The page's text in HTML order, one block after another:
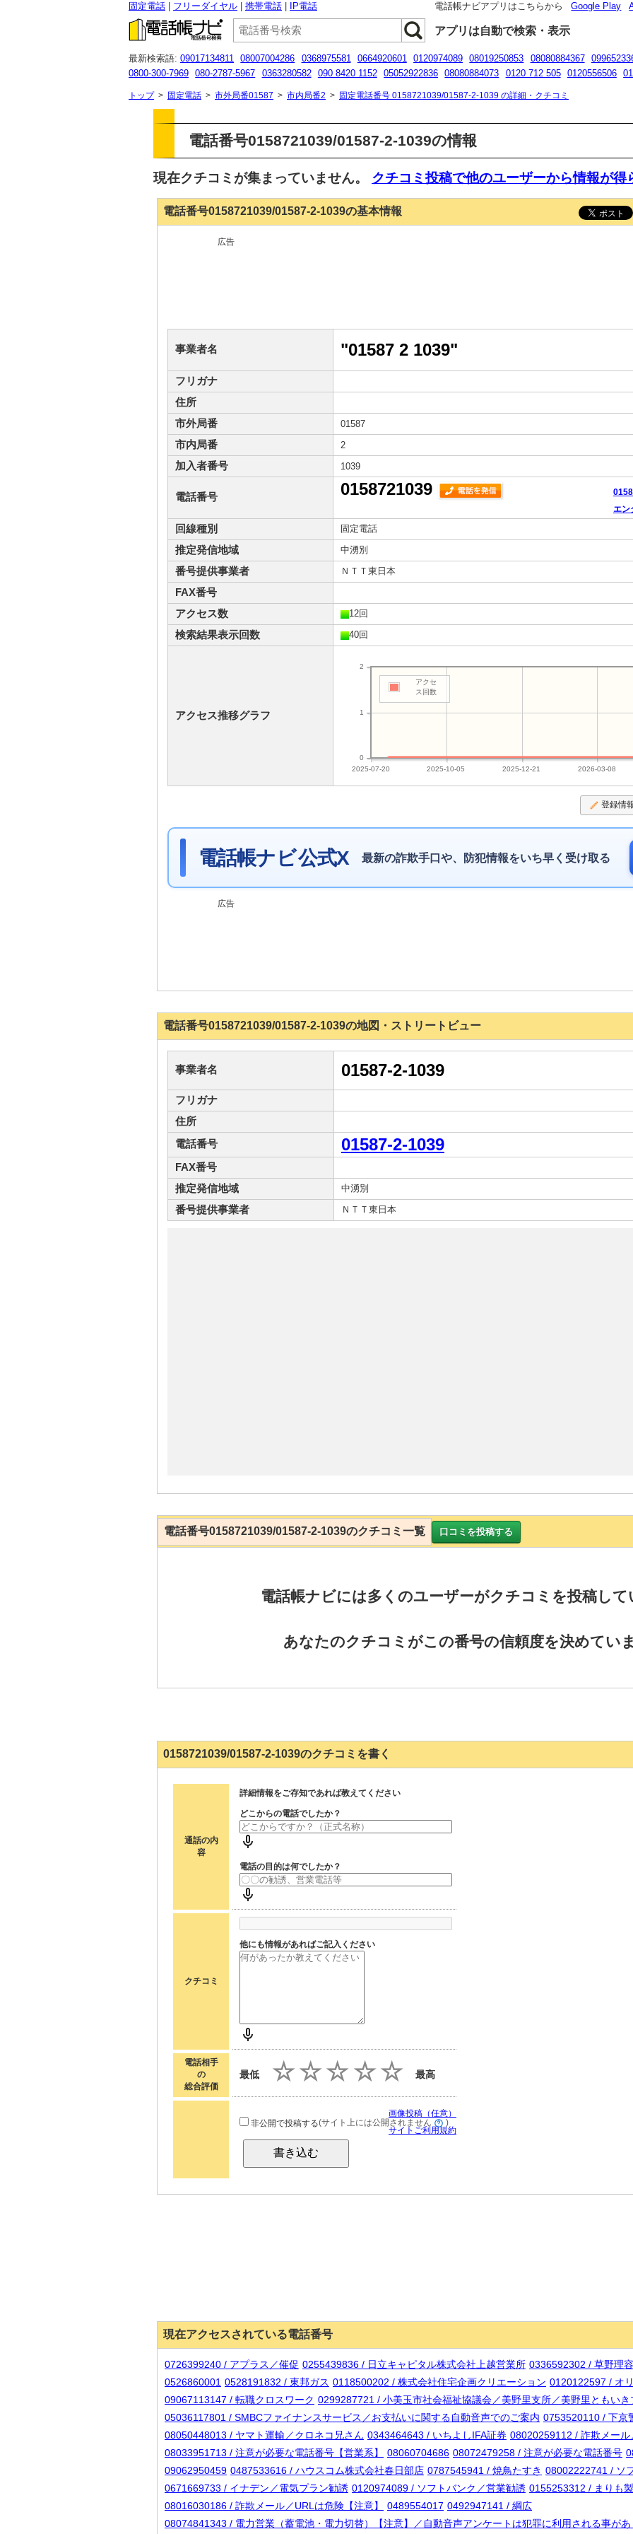
固定電話 フリーダイヤル 携帯電話 IP電話 電話帳ナビアプリはこちらから Google Play
アプリは自動で検索・表示
最新検索語: 09017134811 08007004286 0368975581 0664920601 0120974089 08019250853 08080884367
0800-300-7969
080-2787-5967 0363280582 090 8420 1152 05052922836 08080884073 0120 712 505 0120556506
トップ> 固定電話 > 市外局番01587 > 市内局番2 > 固定電話番号 0158721039/01587-2-1039 の詳細・クチコミ
電話番号0158721039/01587-2-1039の情報
現在クチコミが集まっていません。 クチコミ投稿で他のユーザーから情報が得
電話番号0158721039/01587-2-1039の基本情報
広告
事業者名 "01587 2 1039"
フリガナ
住所
市外局番
01587
市内局番 2
加入者番号 1039
電話番号
エン
0158721039
回線種別 固定電話
推定発信地域 中湧別
番号提供事業者 ＮＴＴ東日本
FAX番号
アクセス数
12回
検索結果表示回数 40回
アクセス推移グラフ
2025-07-20 2025-10-05 2025-12-21 2026-03-08
0
1
2
アクセ
ス回数
登録情
電話帳ナビ 公式X 最新の詐欺手口や、防犯情報をいち早く受け取る
広告
電話番号0158721039/01587-2-1039の地図・ストリートビュー
事業者名 01587-2-1039
フリガナ
住所
電話番号
01587-2-1039
FAX番号
推定発信地域
中湧別
番号提供事業者 ＮＴＴ東日本
電話番号0158721039/01587-2-1039のクチコミ一覧 口コミを投稿する
電話帳ナビには多くのユーザーがクチコミを投稿して
あなたのクチコミがこの番号の信頼度を決めていま
0158721039/01587-2-1039のクチコミを書く
通話の内
容
詳細情報をご存知であれば教えてください
どこからの電話でしたか？
電話の目的は何でしたか？
クチコミ
他にも情報があればご記入ください
電話相手
の
総合評価
最低 最高
非公開で投稿する(サイト上には公開されません )
画像投稿（任意）
サイトご利用規約
現在アクセスされている電話番号
0726399240 / アプラス／催促 0255439836 / 日立キャピタル株式会社上越営業所 0336592302 / 草野理
0526860001 0528191832 / 東邦ガス 0118500202 / 株式会社住宅企画クリエーション 0120122597 / オ
09067113147 / 転職クロスワーク 0299287721 / 小美玉市社会福祉協議会／美野里支所／美野里ともいき
05036117801 / SMBCファイナンスサービス／お支払いに関する自動音声でのご案内 0753520110 / 下京
08050448013 / ヤマト運輸／クロネコ兄さん 0343464643 / いちよしIFA証券 08020259112 / 詐欺メール
08033951713 / 注意が必要な電話番号【営業系】
08060704686 08072479258 / 注意が必要な電話番号
09062950459 0487533616 / ハウスコム株式会社春日部店 0787545941 / 焼鳥たすき 08002222741 / ソ
0671669733 / イナデン／電気プラン勧誘 0120974089 / ソフトバンク／営業勧誘 0155253312 / まりも
08016030186 / 詐欺メール／URLは危険【注意】
0489554017 0492947141 / 綱広
08074841343 / 電力営業（蓄電池・電力切替）【注意】／自動音声アンケートは犯罪に利用される事があ